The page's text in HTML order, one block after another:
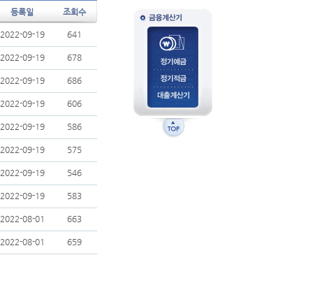
등록일 조회수
2022-09-19 641
2022-09-19 678
2022-09-19 686
2022-09-19 606
2022-09-19 586
2022-09-19 575
2022-09-19 546
2022-09-19 583
2022-08-01 663
2022-08-01 659